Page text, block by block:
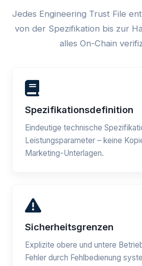
Jedes Engineering Trust File
von der Spezifikation bis zur
alles On-Chain
Spezifikationsdefinition
Eindeutige technische
Leistungsparameter – keine
Marketing-Unterlagen.
Sicherheitsgrenzen
Explizite obere und untere
Fehler durch Fehlbedienung